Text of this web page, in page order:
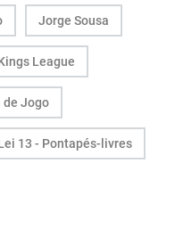
Jorge Sousa
League
de Jogo
13 - Pontapés-livres